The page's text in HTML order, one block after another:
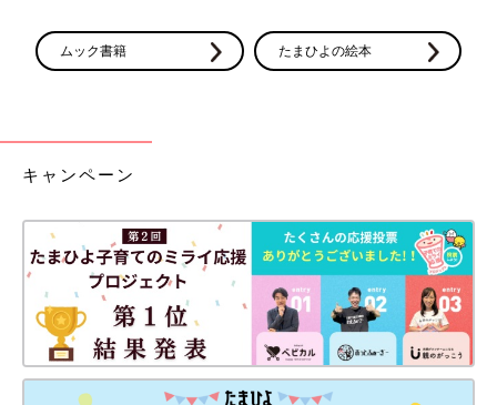
先生次回は福井の保育園での「お散歩」の様子を実際のドキュ
メンテーションから見ていきましょう。子どもの発想力にきっと
取材・文/田中あすか、たまひよONLINE編集部
●記事の内容は2026年4月の情報であり、現在と異なる場合があ
「豆先生に聞く！園で子どもは何してる？」記
事一覧はこちら
一覧
次の話
70歳差の親友!? 1歳児
のお散歩感動物語！～
ムック書籍 たまひよの絵本
キャンペーン